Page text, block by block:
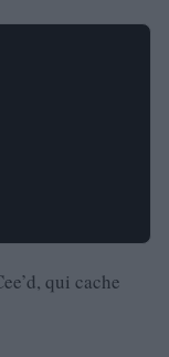
qui cache